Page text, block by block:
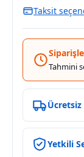
Taksit
Tahmini
Ücretsiz
Yetkili